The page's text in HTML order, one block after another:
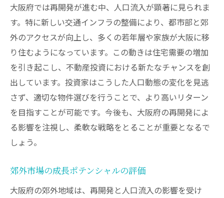
大阪府では再開発が進む中、人口流入が顕著に見られま
す。特に新しい交通インフラの整備により、都市部と郊
外のアクセスが向上し、多くの若年層や家族が大阪に移
り住むようになっています。この動きは住宅需要の増加
を引き起こし、不動産投資における新たなチャンスを創
出しています。投資家はこうした人口動態の変化を見逃
さず、適切な物件選びを行うことで、より高いリターン
を目指すことが可能です。今後も、大阪府の再開発によ
る影響を注視し、柔軟な戦略をとることが重要となるで
しょう。
郊外市場の成長ポテンシャルの評価
大阪府の郊外地域は、再開発と人口流入の影響を受け